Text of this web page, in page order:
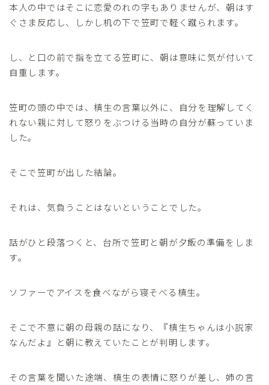
本人の中ではそこに恋愛のれの字もありませんが、朝はす
ぐさま反応し、しかし机の下で笠町で軽く蹴られます。
し、と口の前で指を立てる笠町に、朝は意味に気が付いて
自重します。
笠町の頭の中では、槙生の言葉以外に、自分を理解してく
れない親に対して怒りをぶつける当時の自分が蘇っていま
した。
そこで笠町が出した結論。
それは、気負うことはないということでした。
話がひと段落つくと、台所で笠町と朝が夕飯の準備をしま
す。
ソファーでアイスを食べながら寝そべる槙生。
そこで不意に朝の母親の話になり、『槙生ちゃんは小説家
なんだよ』と朝に教えていたことが判明します。
その言葉を聞いた途端、槙生の表情に怒りが差し、姉の言